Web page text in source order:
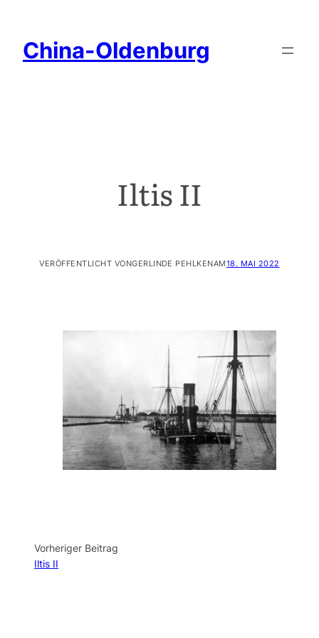
China-Oldenburg
Iltis II
VERÖFFENTLICHT VONGERLINDE PEHLKENAM18. MAI 2022
Vorheriger Beitrag
Iltis II